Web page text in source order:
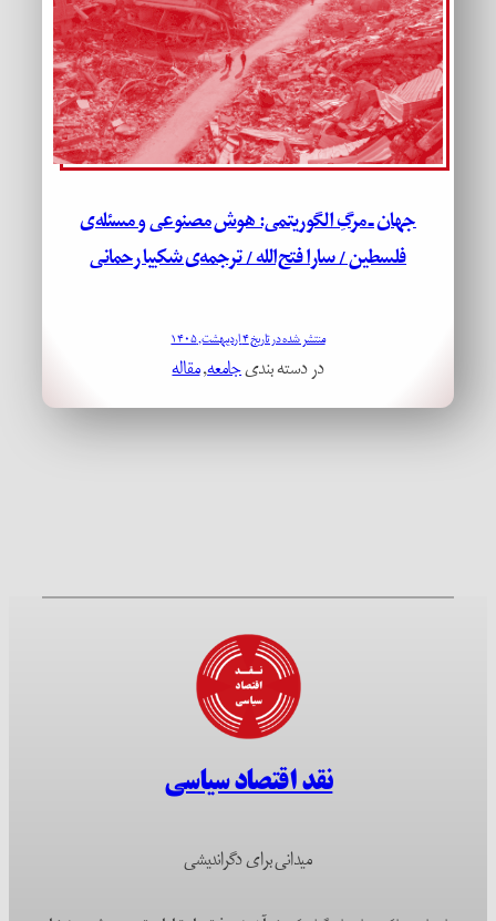
جهان ـ مرگِ الگوریتمی: هوش مصنوعی و مسئله‌ی
فلسطین / سارا فتح‌الله / ترجمه‌ی شکیبا رحمانی
منتشر شده در تاریخ ۴ اردیبهشت, ۱۴۰۵
در دسته بندیجامعه, مقاله
نقد اقتصاد سیاسی
میدانی برای دگراندیشی